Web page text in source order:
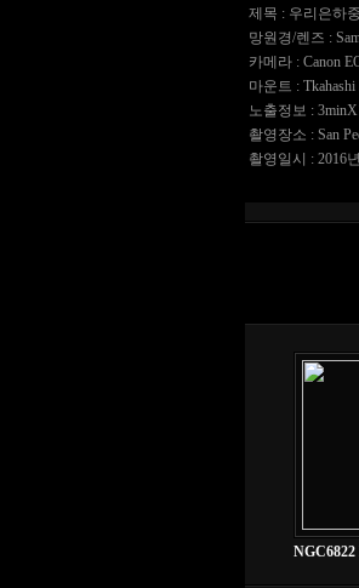
제목 : 우리은하
망원경/렌즈 :
카메라 : Canon
마운트 :
노출정보 :
촬영장소 : San
촬영일시 : 2016